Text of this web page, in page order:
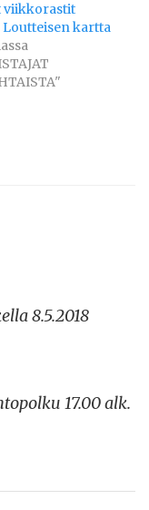
viikkorastit
Loutteisen kartta
8.5.2018
17.00 alk.